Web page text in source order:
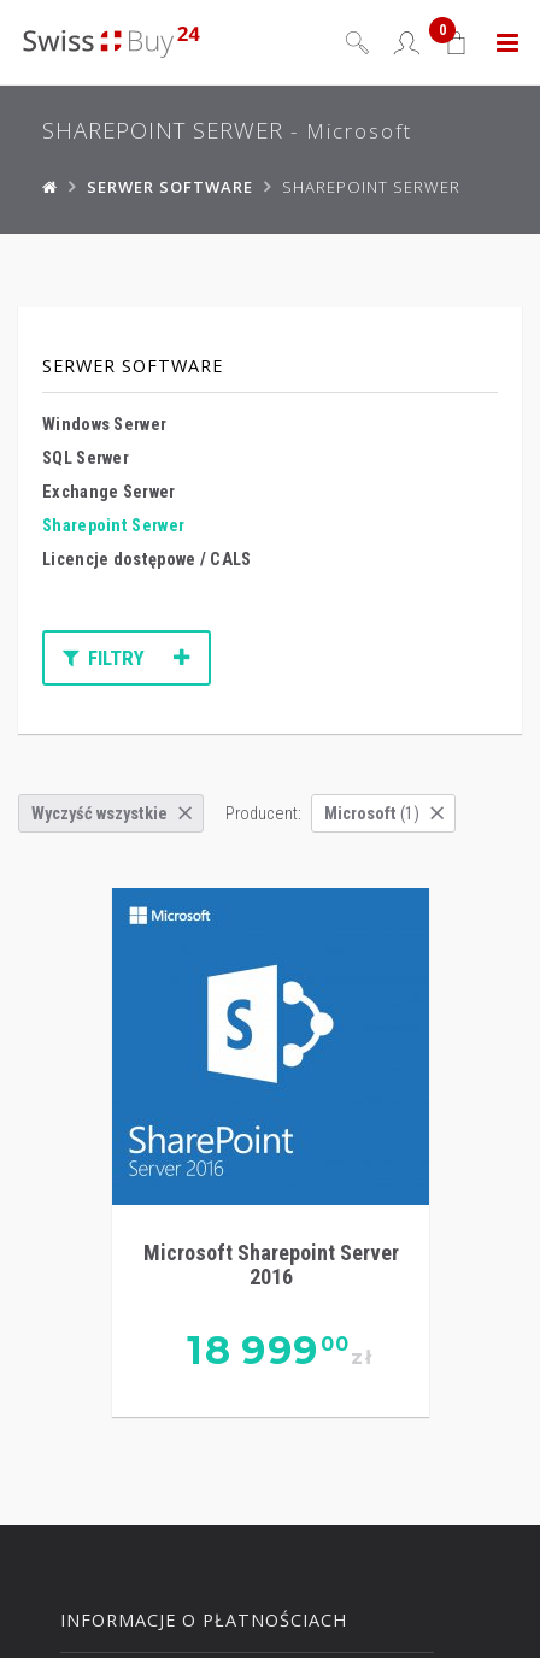
Menu
0
SHAREPOINT SERWER - Microsoft
SERWER SOFTWARE SHAREPOINT SERWER
SERWER SOFTWARE
Windows Serwer
SQL Serwer
Exchange Serwer
Sharepoint Serwer
Licencje dostępowe / CALS
FILTRY
Wyczyść wszystkie Producent: Microsoft (1)
Microsoft Sharepoint Server
2016
18 999 00
zł
INFORMACJE O PŁATNOŚCIACH